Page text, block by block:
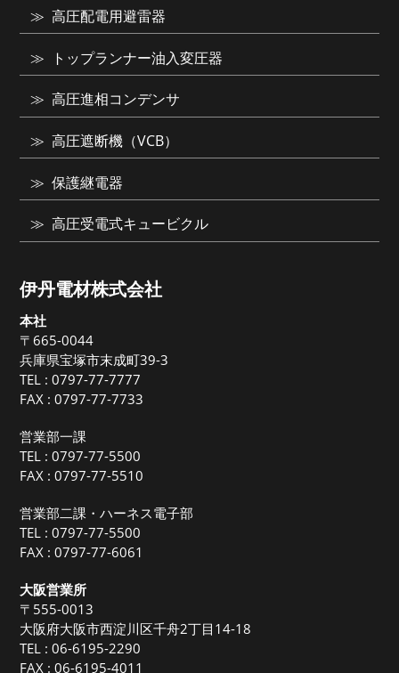
伊丹電材株式会社
本社
〒665-0044
兵庫県宝塚市末成町39-3
TEL :0797-77-7777
FAX : 0797-77-7733
営業部一課
TEL :0797-77-5500
FAX : 0797-77-5510
営業部二課・ハーネス電子部
TEL :0797-77-5500
FAX : 0797-77-6061
大阪営業所
〒555-0013
大阪府大阪市西淀川区千舟2丁目14-18
TEL :06-6195-2290
FAX : 06-6195-4011
高圧配電用避雷器
トップランナー油入変圧器
高圧進相コンデンサ
高圧遮断機（VCB）
保護継電器
高圧受電式キュービクル